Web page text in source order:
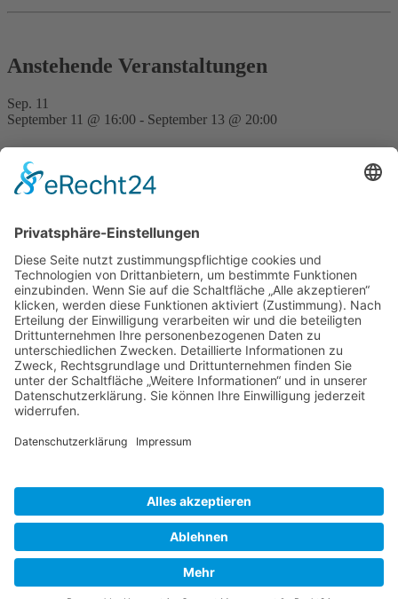
Anstehende Veranstaltungen
Sep. 11
September 11 @ 16:00 - September 13 @ 20:00
FVD Kongress auf der Bude Gera
Nov. 28
Traditionell erste FVD-Weihnachtsfeier auf Bude
Hilpoltstein
Kalender anzeigen
Neueste Beiträge
Erwanderung Simon 27. Juli 2026
Erwanderung Anton 27. Juli 2026
Reisendes Gesellentreffen Mai 2026 2. Juni 2026
Schiftkurs auf dem Zunfthaus in Hannover 2026
Schachtübergreifender Steinbildhauerkurs in Tröstau 2025
Inspirationen
Erwanderung
(2) Gewölbekeller(1) Lateinamerika(2) Lehrgang(2) Schweiz(2) Stein
Cookie-Einstellungen